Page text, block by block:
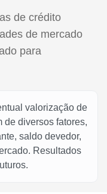
de crédito
de mercado
para
valorização de
de diversos fatores,
saldo devedor,
Resultados